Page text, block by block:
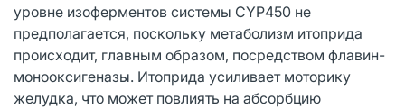
уровне изоферментов системы CYP450 не
предполагается, поскольку метаболизм итоприда
происходит, главным образом, посредством флавин-
монооксигеназы. Итоприда усиливает моторику
желудка, что может повлиять на абсорбцию